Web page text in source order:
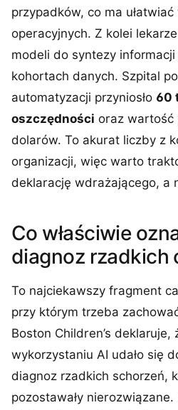
przypadków, co ma
operacyjnych. Z kolei
modeli do syntezy
kohortach danych. Szpital
automatyzacji przyniosło 60
oszczędności oraz wartość
dolarów. To akurat liczby z
organizacji, więc warto
deklarację wdrażającego, a
Co właściwie
diagnoz rzadkich
To najciekawszy fragment
przy którym trzeba
Boston Children’s deklaruje,
wykorzystaniu AI udało się
diagnoz rzadkich schorzeń,
pozostawały